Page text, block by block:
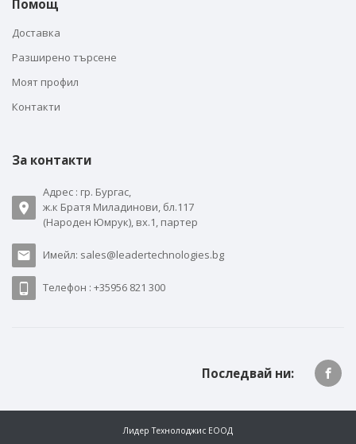
Помощ
Доставка
Разширено търсене
Моят профил
Контакти
За контакти
Адрес : гр. Бургас,
ж.к Братя Миладинови, бл.117
(Народен Юмрук), вх.1, партер
Имейл: sales@leadertechnologies.bg
Телефон : +35956 821 300
Последвай ни:
Лидер Технолоджис ЕООД